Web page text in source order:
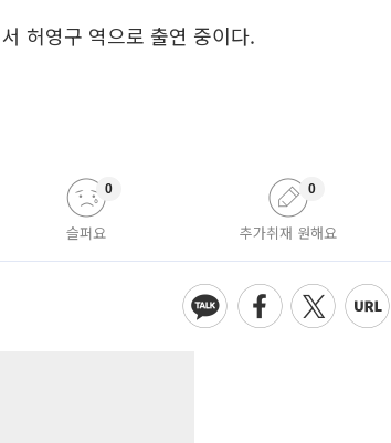
허영구 역으로 출연 중이다.
슬퍼요
0
추가취재 원해요
0